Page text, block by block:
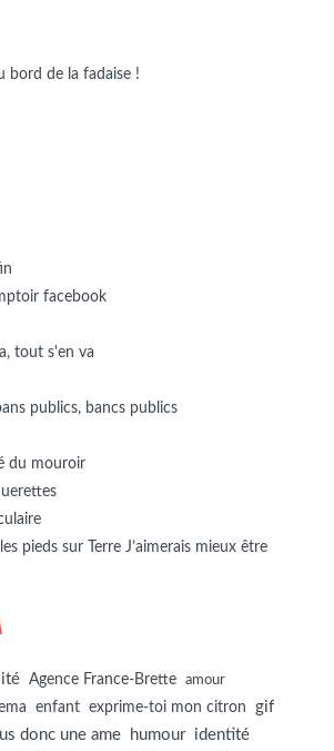
bord de la fadaise !
facebook
tout s'en va
publics, bancs publics
du mouroir
pieds sur Terre J’aimerais mieux être
Agence France-Brette amour
enfant exprime-toi mon citron
gif
donc une ame
humour identité